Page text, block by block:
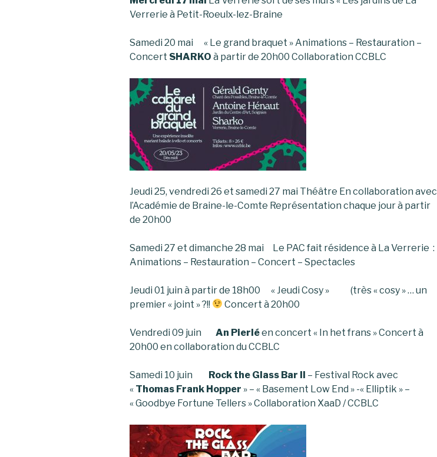
Verrerie à Petit-Roeulx-lez-Braine
Samedi 20 mai « Le grand braquet » Animations – Restauration –
Concert SHARKO à partir de 20h00 Collaboration CCBLC
Jeudi 25, vendredi 26 et samedi 27 mai Théâtre En collaboration avec
l’Académie de Braine-le-Comte Représentation chaque jour à partir
de 20h00
Samedi 27 et dimanche 28 mai Le PAC fait résidence à La Verrerie :
Animations – Restauration – Concert – Spectacles
Jeudi 01 juin à partir de 18h00 « Jeudi Cosy » (très « cosy » … un
premier « joint » ?!!
Concert à 20h00
Vendredi 09 juin An Pierléen concert « In het frans » Concert à
20h00 en collaboration du CCBLC
Samedi 10 juin Rock the Glass Bar II – Festival Rock avec
« Thomas Frank Hopper » – « Basement Low End » -« Elliptik » –
« Goodbye Fortune Tellers » Collaboration XaaD / CCBLC